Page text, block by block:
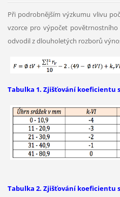
Při podrobnějším výzkumu vlivu
vzorce pro výpočet
odvodil z dlouholetých rozborů
Tabulka 1. Zjišťování koeficientu
Tabulka 2. Zjišťování koeficientu